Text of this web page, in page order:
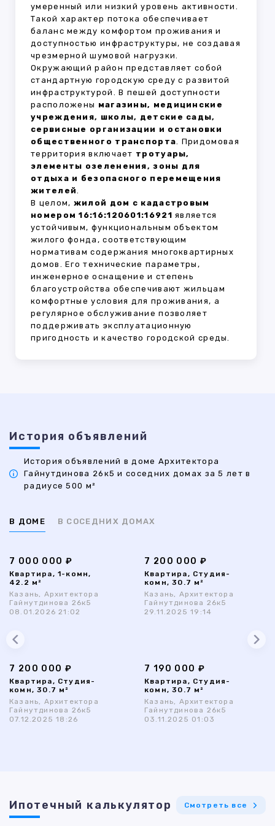
умеренный или низкий уровень активности.
Такой характер потока обеспечивает
баланс между комфортом проживания и
доступностью инфраструктуры, не создавая
чрезмерной шумовой нагрузки.
Окружающий район представляет собой
стандартную городскую среду с развитой
инфраструктурой. В пешей доступности
расположены магазины, медицинские
учреждения, школы, детские сады,
сервисные организации и остановки
общественного транспорта. Придомовая
территория включает тротуары,
элементы озеленения, зоны для
отдыха и безопасного перемещения
жителей.
В целом, жилой дом с кадастровым
номером 16:16:120601:16921 является
устойчивым, функциональным объектом
жилого фонда, соответствующим
нормативам содержания многоквартирных
домов. Его технические параметры,
инженерное оснащение и степень
благоустройства обеспечивают жильцам
комфортные условия для проживания, а
регулярное обслуживание позволяет
поддерживать эксплуатационную
пригодность и качество городской среды.
История объявлений
История объявлений в доме Архитектора
Гайнутдинова 26к5 и соседних домах за 5 лет в
радиусе 500 м²
В ДОМЕ В СОСЕДНИХ ДОМАХ
7 000 000 ₽
Квартира, 1-комн,
42.2 м²
Казань, Архитектора
Гайнутдинова 26к5
08.01.2026 21:02
7 200 000 ₽
Квартира, Студия-
комн, 30.7 м²
Казань, Архитектора
Гайнутдинова 26к5
29.11.2025 19:14
7 200 000 ₽
Квартира, Студия-
комн, 30.7 м²
Казань, Архитектора
Гайнутдинова 26к5
07.12.2025 18:26
7 190 000 ₽
Квартира, Студия-
комн, 30.7 м²
Казань, Архитектора
Гайнутдинова 26к5
03.11.2025 01:03
Ипотечный калькулятор Смотреть все